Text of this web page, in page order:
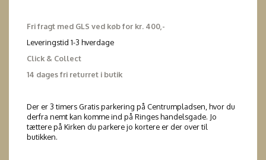
Fri fragt med GLS ved køb for kr. 400,-
Leveringstid 1-3 hverdage
Click & Collect
14 dages fri returret i butik
Der er 3 timers Gratis parkering på Centrumpladsen, hvor du
derfra nemt kan komme ind på Ringes handelsgade. Jo
tættere på Kirken du parkere jo kortere er der over til
butikken.